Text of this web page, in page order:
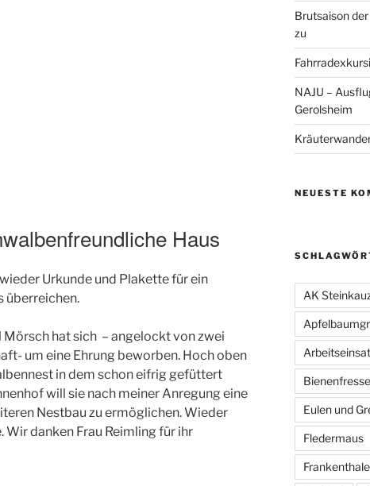
Haus
Urkunde und Plakette für ein
überreichen.
Mörsch hat sich – angelockt von zwei
um eine Ehrung beworben. Hoch oben
in dem schon eifrig gefüttert
will sie nach meiner Anregung eine
Nestbau zu ermöglichen. Wieder
danken Frau Reimling für ihr
Brutsaison
zu
NAJU –
Gerolsheim
NEUESTE
AK
Eulen und
Fledermaus